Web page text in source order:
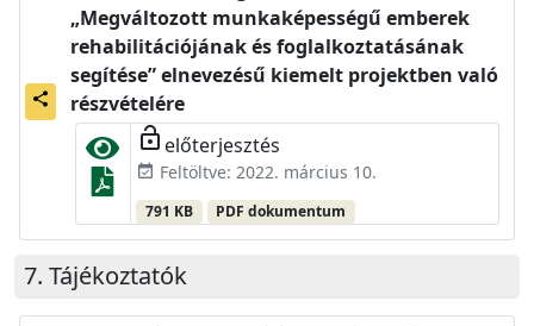
share
„Megváltozott munkaképességű emberek
rehabilitációjának és foglalkoztatásának
segítése” elnevezésű kiemelt projektben való
részvételére
lock_open előterjesztés
event_available Feltöltve: 2022. március 10.
791 KB PDF dokumentum
Tájékoztatók